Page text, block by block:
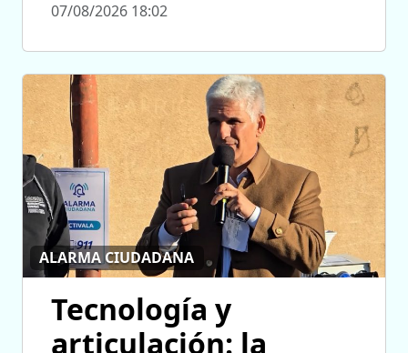
07/08/2026 18:02
ALARMA CIUDADANA
Tecnología y
articulación: la